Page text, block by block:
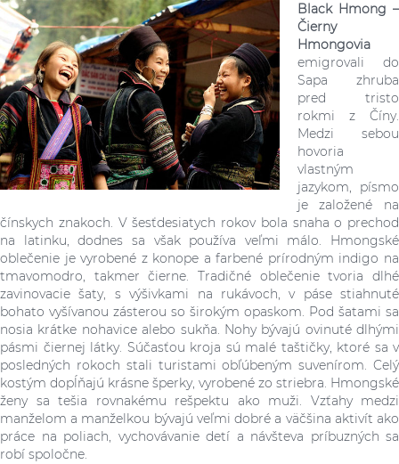
Black Hmong –
Čierny
Hmongovia
emigrovali do
Sapa zhruba
pred tristo
rokmi z Číny.
Medzi sebou
hovoria
vlastným
jazykom, písmo
je založené na
čínskych znakoch. V šesťdesiatych rokov bola snaha o prechod
na latinku, dodnes sa však používa veľmi málo. Hmongské
oblečenie je vyrobené z konope a farbené prírodným indigo na
tmavomodro, takmer čierne. Tradičné oblečenie tvoria dlhé
zavinovacie šaty, s výšivkami na rukávoch, v páse stiahnuté
bohato vyšívanou zásterou so širokým opaskom. Pod šatami sa
nosia krátke nohavice alebo sukňa. Nohy bývajú ovinuté dlhými
pásmi čiernej látky. Súčasťou kroja sú malé taštičky, ktoré sa v
posledných rokoch stali turistami obľúbeným suvenírom. Celý
kostým dopĺňajú krásne šperky, vyrobené zo striebra. Hmongské
ženy sa tešia rovnakému rešpektu ako muži. Vzťahy medzi
manželom a manželkou bývajú veľmi dobré a väčšina aktivít ako
práce na poliach, vychovávanie detí a návšteva príbuzných sa
robí spoločne.